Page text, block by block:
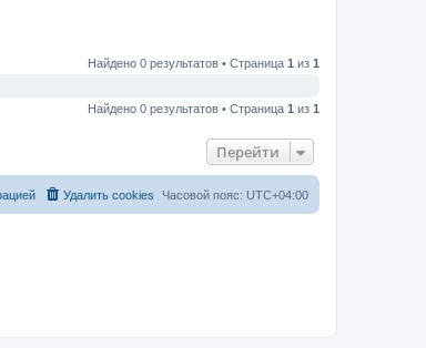
Найдено 0 результатов • Страница 1 из 1
Найдено 0 результатов • Страница 1 из 1
Перейти
Часовой пояс: UTC+04:00
Удалить cookies